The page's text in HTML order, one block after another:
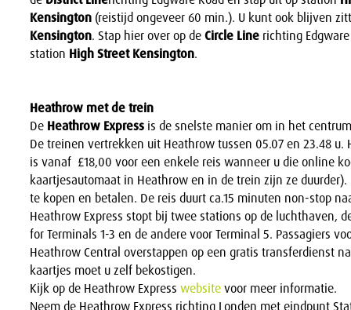
Kensington (reistijd ongeveer 60 min.). U kunt ook blijven
Kensington. Stap hier over op deCircle Linerichting
station High Street Kensington.
Heathrow met de trein
De Heathrow Expressis de snelste manier om in het
De treinen vertrekken uit Heathrow tussen 05.07 en 23.48 u.
is vanaf £18,00 voor een enkele reis wanneer u die online
kaartjesautomaat in Heathrow en in de trein zijn ze
te kopen en betalen. De reis duurt ca.15 minuten non-stop
Heathrow Express stopt bij twee stations op de luchthaven,
for Terminals 1-3 en de andere voor Terminal 5. Passagiers
Heathrow Central overstappen op een gratis transferdienst
kaartjes moet u zelf bekostigen.
Kijk op de Heathrow Express websitevoor meer informatie.
Neem de Heathrow Express richting Londen met eindpunt